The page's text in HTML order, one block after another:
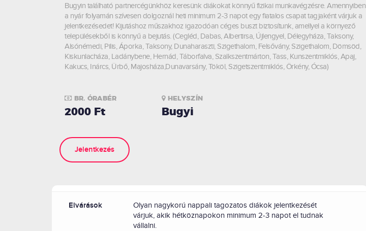
Bugyin található partnercégünkhöz keresünk diákokat könnyű fizikai munkavégzésre. Amennyiben
a nyár folyamán szívesen dolgoznál heti minimum 2-3 napot egy fiatalos csapat tagjaként várjuk a
jelentkezésedet! Kijutáshoz műszakhoz igazodóan céges buszt biztosítunk, amellyel a környező
településekből is könnyű a bejutás. (Cegléd, Dabas, Albertirsa, Újlengyel, Délegyháza, Taksony,
Alsónémedi, Pilis, Áporka, Taksony, Dunaharaszti, Szigethalom, Felsővány, Szigethalom, Dömsöd,
Kiskunlacháza, Ladánybene, Hernád, Táborfalva, Szalkszentmárton, Tass, Kunszentmiklós, Apaj,
Kakucs, Inárcs, Ürbő, Majosháza,Dunavarsány, Tököl, Szigetszentmiklós, Örkény, Ócsa)
BR. ÓRABÉR
2000 Ft
HELYSZÍN
Bugyi
Jelentkezés
Elvárások
Olyan nagykorú nappali tagozatos diákok jelentkezését
várjuk, akik hétköznapokon minimum 2-3 napot el tudnak
vállalni.